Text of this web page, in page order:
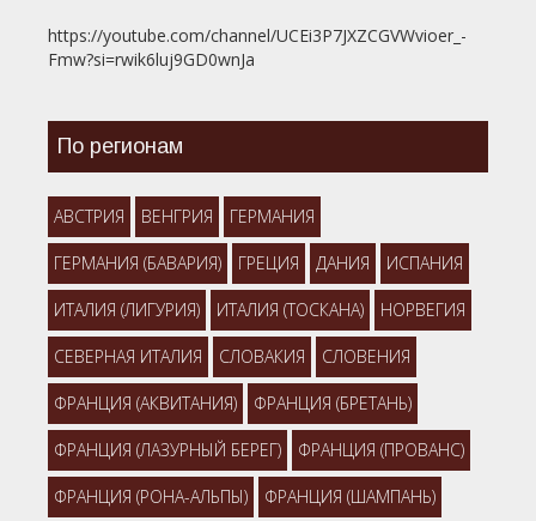
https://youtube.com/channel/UCEi3P7JXZCGVWvioer_-
Fmw?si=rwik6luj9GD0wnJa
По регионам
АВСТРИЯ ВЕНГРИЯ ГЕРМАНИЯ
ГЕРМАНИЯ (БАВАРИЯ) ГРЕЦИЯ ДАНИЯ ИСПАНИЯ
ИТАЛИЯ (ЛИГУРИЯ) ИТАЛИЯ (ТОСКАНА) НОРВЕГИЯ
СЕВЕРНАЯ ИТАЛИЯ СЛОВАКИЯ СЛОВЕНИЯ
ФРАНЦИЯ (АКВИТАНИЯ) ФРАНЦИЯ (БРЕТАНЬ)
ФРАНЦИЯ (ЛАЗУРНЫЙ БЕРЕГ) ФРАНЦИЯ (ПРОВАНС)
ФРАНЦИЯ (РОНА-АЛЬПЫ) ФРАНЦИЯ (ШАМПАНЬ)